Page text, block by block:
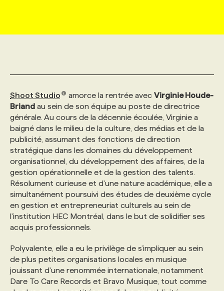
INITIATIVES NUMÉRIQUES
PRIX ET DISTINCTIONS
TENDANCES
MARKETING DURABLE
GEO/SEO
ÉVÉNEMENTIEL
NOS AUTEUR‧RICES
ANNONCEZ AVEC NOUS
PROFIL ENTREPRISE
FAQ
ANNONCEZ AVEC NOUS
PROFIL CANDIDAT
ANNONCEZ AVEC NOUS
NOS PARCOURS DE FORMATIONS
FORMATIONS PERSONNALISÉES
NOS FORMATEUR‧RICES
POURQUOI CHOISIR NOS FORMATIONS
NOS TARIFS
PROGRAMMES DE SUBVENTIONS
FAQ
SERVICE DE CHASSE DE TÊTE
NOS TARIFS
NOS EXPERTISES
FAQ
ANNONCEZ AVEC NOUS
Shoot Studio amorce la rentrée avec Virginie Houde-
Briand au sein de son équipe au poste de directrice
générale. Au cours de la décennie écoulée, Virginie a
baigné dans le milieu de la culture, des médias et de la
publicité, assumant des fonctions de direction
stratégique dans les domaines du développement
organisationnel, du développement des affaires, de la
gestion opérationnelle et de la gestion des talents.
Résolument curieuse et d'une nature académique, elle a
simultanément poursuivi des études de deuxième cycle
en gestion et entrepreneuriat culturels au sein de
l'institution HEC Montréal, dans le but de solidifier ses
acquis professionnels.
Polyvalente, elle a eu le privilège de s’impliquer au sein
de plus petites organisations locales en musique
jouissant d'une renommée internationale, notamment
Dare To Care Records et Bravo Musique, tout comme